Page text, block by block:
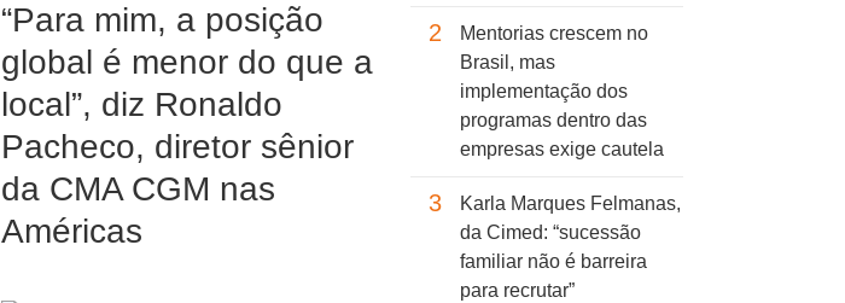
“Para mim, a posição
global é menor do que a
local”, diz Ronaldo
Pacheco, diretor sênior
da CMA CGM nas
Américas
2
Mentorias crescem no
Brasil, mas
implementação dos
programas dentro das
empresas exige cautela
3
Karla Marques Felmanas,
da Cimed: “sucessão
familiar não é barreira
para recrutar”